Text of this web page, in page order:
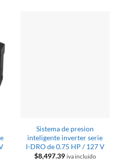
Sistema de presion
inteligente inverter serie
I-DRO de 0.75 HP / 127 V
$8,497.39 iva incluido